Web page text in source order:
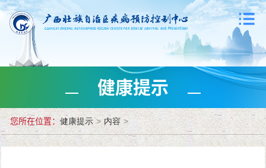
健康提示
您所在位置：健康提示 > 内容 >